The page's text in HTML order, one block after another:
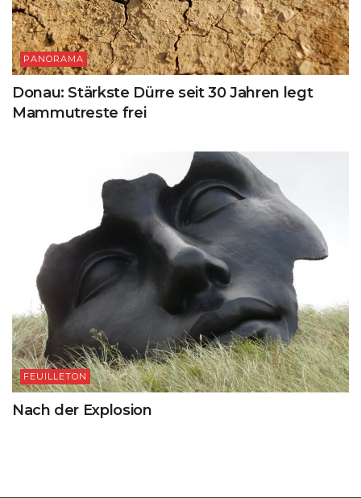
PANORAMA
Donau: Stärkste Dürre seit 30 Jahren legt
Mammutreste frei
FEUILLETON
Nach der Explosion